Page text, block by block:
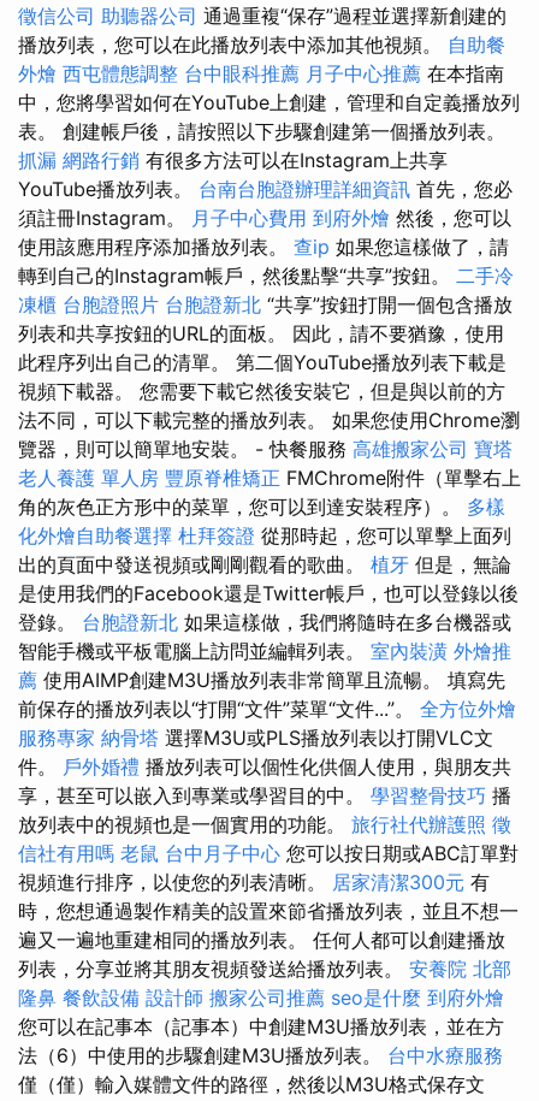
徵信公司 助聽器公司 通過重複“保存”過程並選擇新創建的
播放列表，您可以在此播放列表中添加其他視頻。 自助餐
外燴 西屯體態調整 台中眼科推薦 月子中心推薦 在本指南
中，您將學習如何在YouTube上創建，管理和自定義播放列
表。 創建帳戶後，請按照以下步驟創建第一個播放列表。
抓漏 網路行銷 有很多方法可以在Instagram上共享
YouTube播放列表。 台南台胞證辦理詳細資訊 首先，您必
須註冊Instagram。 月子中心費用 到府外燴 然後，您可以
使用該應用程序添加播放列表。 查ip 如果您這樣做了，請
轉到自己的Instagram帳戶，然後點擊“共享”按鈕。 二手冷
凍櫃 台胞證照片 台胞證新北 “共享”按鈕打開一個包含播放
列表和共享按鈕的URL的面板。 因此，請不要猶豫，使用
此程序列出自己的清單。 第二個YouTube播放列表下載是
視頻下載器。 您需要下載它然後安裝它，但是與以前的方
法不同，可以下載完整的播放列表。 如果您使用Chrome瀏
覽器，則可以簡單地安裝。 - 快餐服務 高雄搬家公司 寶塔
老人養護 單人房 豐原脊椎矯正 FMChrome附件（單擊右上
角的灰色正方形中的菜單，您可以到達安裝程序）。 多樣
化外燴自助餐選擇 杜拜簽證 從那時起，您可以單擊上面列
出的頁面中發送視頻或剛剛觀看的歌曲。 植牙 但是，無論
是使用我們的Facebook還是Twitter帳戶，也可以登錄以後
登錄。 台胞證新北 如果這樣做，我們將隨時在多台機器或
智能手機或平板電腦上訪問並編輯列表。 室內裝潢 外燴推
薦 使用AIMP創建M3U播放列表非常簡單且流暢。 填寫先
前保存的播放列表以“打開“文件”菜單“文件...”。 全方位外燴
服務專家 納骨塔 選擇M3U或PLS播放列表以打開VLC文
件。 戶外婚禮 播放列表可以個性化供個人使用，與朋友共
享，甚至可以嵌入到專業或學習目的中。 學習整骨技巧 播
放列表中的視頻也是一個實用的功能。 旅行社代辦護照 徵
信社有用嗎 老鼠 台中月子中心 您可以按日期或ABC訂單對
視頻進行排序，以使您的列表清晰。 居家清潔300元 有
時，您想通過製作精美的設置來節省播放列表，並且不想一
遍又一遍地重建相同的播放列表。 任何人都可以創建播放
列表，分享並將其朋友視頻發送給播放列表。 安養院 北部
隆鼻 餐飲設備 設計師 搬家公司推薦 seo是什麼 到府外燴
您可以在記事本（記事本）中創建M3U播放列表，並在方
法（6）中使用的步驟創建M3U播放列表。 台中水療服務
僅（僅）輸入媒體文件的路徑，然後以M3U格式保存文